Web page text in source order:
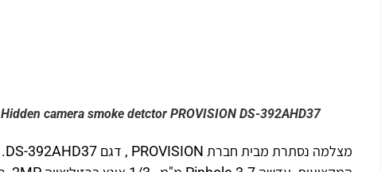
Hidden camera smoke detctor PROVISION DS-392AHD37